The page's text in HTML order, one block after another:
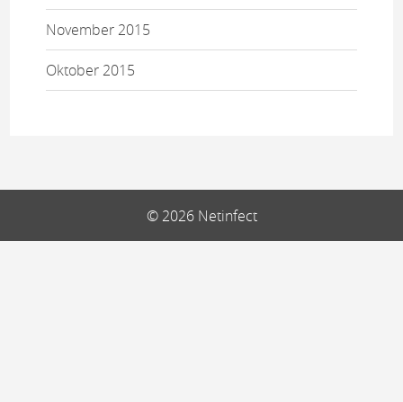
November 2015
Oktober 2015
© 2026 Netinfect